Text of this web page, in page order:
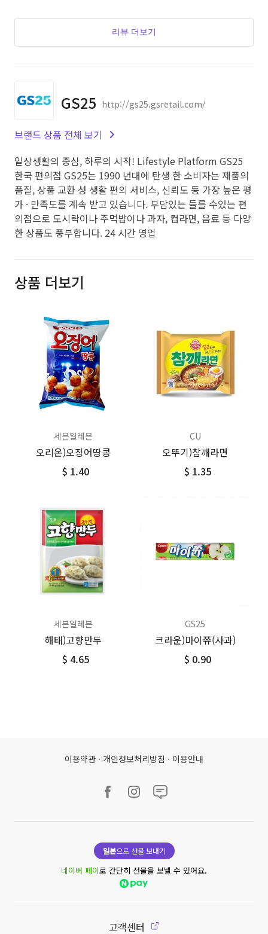
리뷰 더보기
GS25 http://gs25.gsretail.com/
브랜드 상품 전체 보기
일상생활의 중심, 하루의 시작! Lifestyle Platform GS25
한국 편의점 GS25는 1990 년대에 탄생 한 소비자는 제품의
품질, 상품 교환 성 생활 편의 서비스, 신뢰도 등 가장 높은 평
가 · 만족도를 계속 받고 있습니다. 부담있는 들를 수있는 편
의점으로 도시락이나 주먹밥이나 과자, 컵라면, 음료 등 다양
한 상품도 풍부합니다. 24 시간 영업
상품 더보기
세븐일레븐
오리온)오징어땅콩
$ 1.40
CU
오뚜기)참깨라면
$ 1.35
세븐일레븐
해태)고향만두
$ 4.65
GS25
크라운)마이쮸(사과)
$ 0.90
이용약관 · 개인정보처리방침 · 이용안내
일본으로 선물 보내기
네이버 페이로 간단히 선물을 보낼 수 있어요.
고객센터